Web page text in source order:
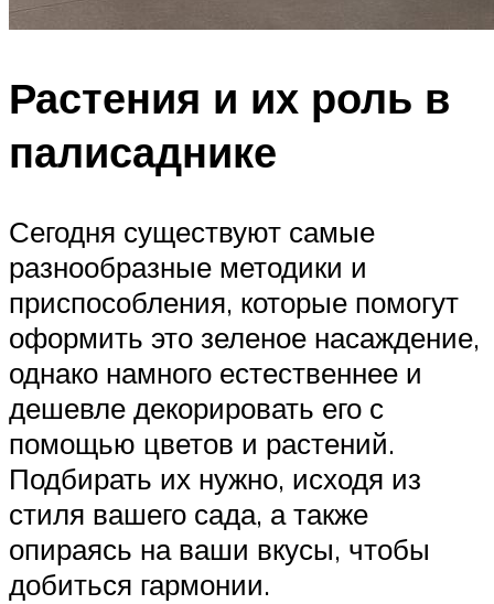
Растения и их роль в
палисаднике
Сегодня существуют самые
разнообразные методики и
приспособления, которые помогут
оформить это зеленое насаждение,
однако намного естественнее и
дешевле декорировать его с
помощью цветов и растений.
Подбирать их нужно, исходя из
стиля вашего сада, а также
опираясь на ваши вкусы, чтобы
добиться гармонии.